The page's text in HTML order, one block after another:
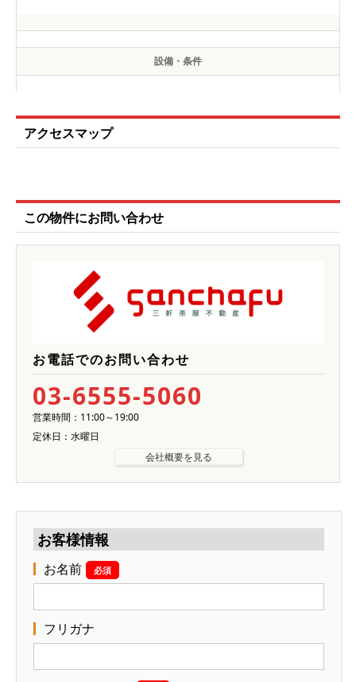
設備・条件
アクセスマップ
この物件にお問い合わせ
お電話でのお問い合わせ
03-6555-5060
営業時間：11:00～19:00
定休日：水曜日
会社概要を見る
お客様情報
お名前 必須
フリガナ